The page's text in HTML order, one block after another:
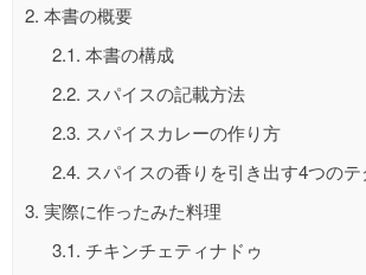
2. 本書の概要
2.1. 本書の構成
2.2. スパイスの記載方法
2.3. スパイスカレーの作り方
2.4. スパイスの香りを引き出す4つのテ
3. 実際に作ったみた料理
3.1. チキンチェティナドゥ